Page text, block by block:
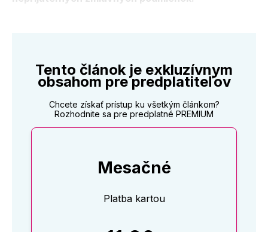
Tento článok je exkluzívnym
obsahom pre predplatiteľov
Chcete získať prístup ku všetkým článkom?
Rozhodnite sa pre predplatné PREMIUM
Mesačné
Platba kartou